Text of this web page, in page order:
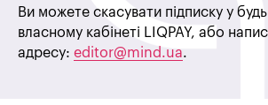
Ви можете скасувати підписку у
власному кабінеті LIQPAY, або
адресу: editor@mind.ua.